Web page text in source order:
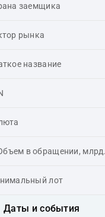
заемщика
рынка
название
в обращении, млрд.
лот
Даты и события